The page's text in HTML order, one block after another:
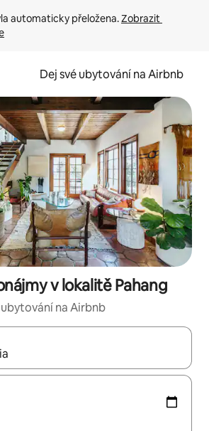
automaticky přeložena. Zobrazit
Dej své ubytování na Airbnb
v lokalitě Pahang
na Airbnb
k dispozici, můžeš si je procházet pomocí